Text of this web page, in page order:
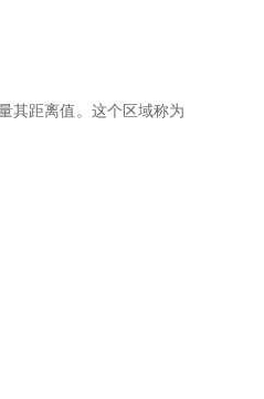
其距离值。这个区域称为